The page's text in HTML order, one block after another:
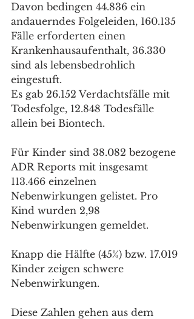
Davon bedingen 44.836 ein
andauerndes Folgeleiden, 160.135
Fälle erforderten einen
Krankenhausaufenthalt, 36.330
sind als lebensbedrohlich
eingestuft.
Es gab 26.152 Verdachtsfälle mit
Todesfolge, 12.848 Todesfälle
allein bei Biontech.
Für Kinder sind 38.082 bezogene
ADR Reports mit insgesamt
113.466 einzelnen
Nebenwirkungen gelistet. Pro
Kind wurden 2,98
Nebenwirkungen gemeldet.
Knapp die Hälfte (45%) bzw. 17.019
Kinder zeigen schwere
Nebenwirkungen.
Diese Zahlen gehen aus dem